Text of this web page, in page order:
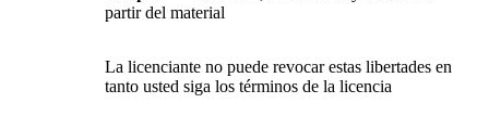
partir del material
La licenciante no puede revocar estas libertades en
tanto usted siga los términos de la licencia